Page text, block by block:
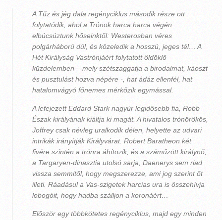
A Tűz és jég dala regényciklus második része ott
folytatódik, ahol a Trónok harca harca végén
elbúcsúztunk hőseinktől: Westerosban véres
polgárháború dúl, és közeledik a hosszú, jeges tél… A
Hét Királyság Vastrónjáért folytatott öldöklő
küzdelemben – mely szétszaggatja a birodalmat, káoszt
és pusztulást hozva népére -, hat ádáz ellenfél, hat
hatalomvágyó főnemes mérkőzik egymással.
A lefejezett Eddard Stark nagyúr legidősebb fia, Robb
Észak királyának kiáltja ki magát. A hivatalos trónörökös,
Joffrey csak névleg uralkodik délen, helyette az udvari
intrikák irányítják Királyvárat. Robert Baratheon két
fivére szintén a trónra áhítozik, és a száműzött királynő,
a Targaryen-dinasztia utolsó sarja, Daenerys sem riad
vissza semmitől, hogy megszerezze, ami jog szerint őt
illeti. Ráadásul a Vas-szigetek harcias ura is összehívja
lobogóit, hogy hadba szálljon a koronáért…
Először egy többkötetes regényciklus, majd egy minden